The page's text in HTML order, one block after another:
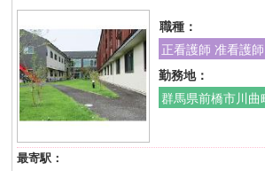
職種：
正看護師 准看護師
勤務地：
群馬県前橋市川曲
最寄駅：